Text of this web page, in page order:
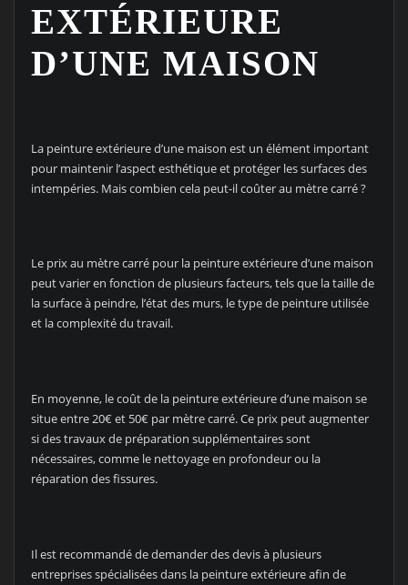
EXTÉRIEURE
D’UNE MAISON
La peinture extérieure d’une maison est un élément important
pour maintenir l’aspect esthétique et protéger les surfaces des
intempéries. Mais combien cela peut-il coûter au mètre carré ?
Le prix au mètre carré pour la peinture extérieure d’une maison
peut varier en fonction de plusieurs facteurs, tels que la taille de
la surface à peindre, l’état des murs, le type de peinture utilisée
et la complexité du travail.
En moyenne, le coût de la peinture extérieure d’une maison se
situe entre 20€ et 50€ par mètre carré. Ce prix peut augmenter
si des travaux de préparation supplémentaires sont
nécessaires, comme le nettoyage en profondeur ou la
réparation des fissures.
Il est recommandé de demander des devis à plusieurs
entreprises spécialisées dans la peinture extérieure afin de